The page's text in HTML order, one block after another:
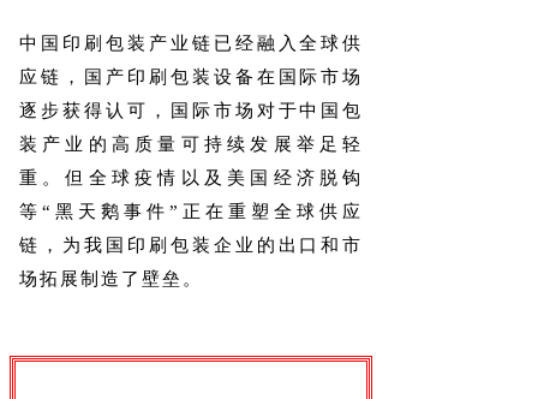
中国印刷包装产业链已经融入全球供
应链，国产印刷包装设备在国际市场
逐步获得认可，国际市场对于中国包
装产业的高质量可持续发展举足轻
重。但全球疫情以及美国经济脱钩
等“黑天鹅事件”正在重塑全球供应
链，为我国印刷包装企业的出口和市
场拓展制造了壁垒。